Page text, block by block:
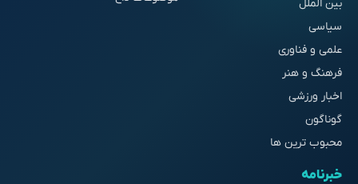
بین الملل
سیاسی
علمی و فناوری
فرهنگ و هنر
اخبار ورزشی
گوناگون
محبوب ترین ها
خبرنامه